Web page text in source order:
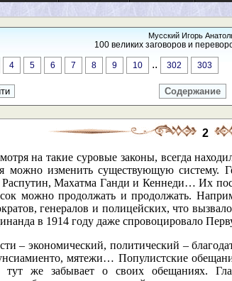
Мусский Игорь
100 великих заговоров и
4 5 6 7 8 9 10 .. 302 303
Содержание
2
на такие суровые законы, всегда
можно изменить существующую
Махатма Ганди и Кеннеди… Их
можно продолжать и продолжать.
генералов и полицейских, что
в 1914 году даже спровоцировало
– экономический, политический –
мятежи… Популистские
тут же забывает о своих обещаниях.